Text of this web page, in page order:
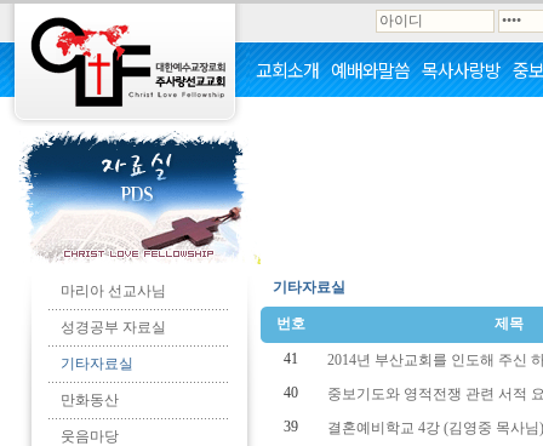
교회소개 예배와말씀 목사사랑방 중
마리아 선교사님
성경공부 자료실
기타자료실
만화동산
웃음마당
기타자료실
번호 제목
41
2014년 부산교회를 인도해 주신
40
중보기도와 영적전쟁 관련 서적
39
결혼예비학교 4강 (김영중 목사